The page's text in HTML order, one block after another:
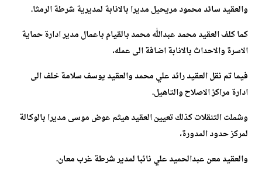
والعقيد سائد محمود مريحيل مديرا بالانابة لمديرية شرطة الرمثا.
كما كلف العقيد محمد عبدالله محمد بالقيام باعمال مدير ادارة حماية
الاسرة والاحداث بالانابة اضافة الى عمله،
فيما تم نقل العقيد رائد علي محمد والعقيد يوسف سلامة خلف الى
ادارة مراكز الاصلاح والتاهيل.
وشملت التنقلات كذلك تعيين العقيد هيثم عوض موسى مديرا بالوكالة
لمركز حدود المدورة،
والعقيد معن عبدالحميد علي نائبا لمدير شرطة غرب معان.